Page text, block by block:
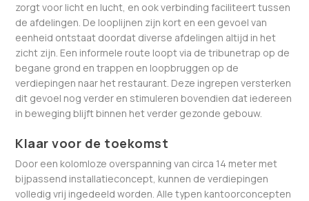
zorgt voor licht en lucht, en ook verbinding faciliteert tussen
de afdelingen. De looplijnen zijn kort en een gevoel van
eenheid ontstaat doordat diverse afdelingen altijd in het
zicht zijn. Een informele route loopt via de tribunetrap op de
begane grond en trappen en loopbruggen op de
verdiepingen naar het restaurant. Deze ingrepen versterken
dit gevoel nog verder en stimuleren bovendien dat iedereen
in beweging blijft binnen het verder gezonde gebouw.
Klaar voor de toekomst
Door een kolomloze overspanning van circa 14 meter met
bijpassend installatieconcept, kunnen de verdiepingen
volledig vrij ingedeeld worden. Alle typen kantoorconcepten